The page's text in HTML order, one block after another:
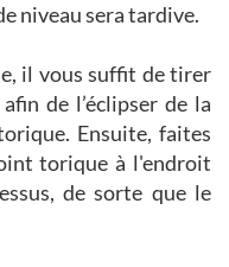
niveau sera tardive.
il vous suffit de tirer
de l’éclipser de la
Ensuite, faites
torique à l'endroit
de sorte que le